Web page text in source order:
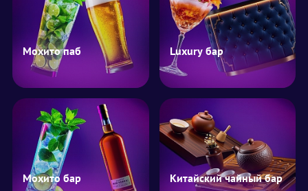
Мохито паб Luxury бар
Мохито бар Китайский чайный бар